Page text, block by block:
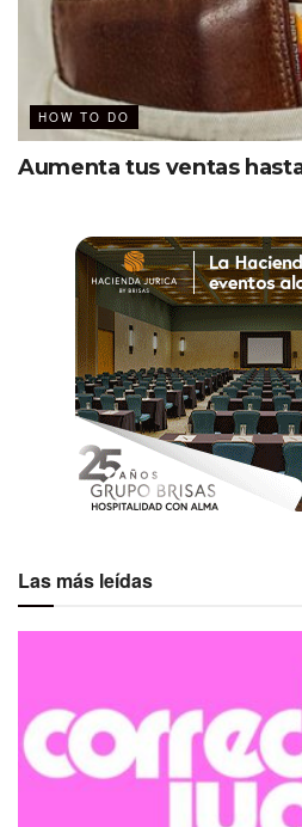
HOW TO DO
Aumenta tus ventas
Las más leídas